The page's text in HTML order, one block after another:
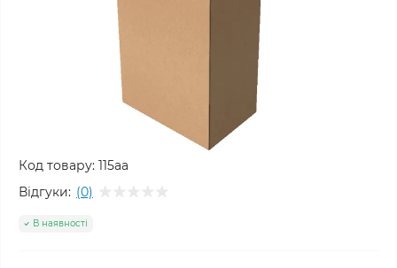
Код товару: 115аа
Відгуки: (0)
В наявності